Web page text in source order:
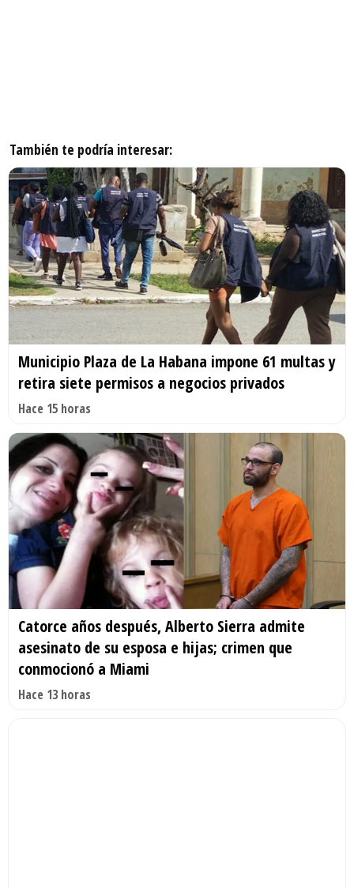
También te podría interesar:
Municipio Plaza de La Habana impone 61 multas y
retira siete permisos a negocios privados
Hace 15 horas
Catorce años después, Alberto Sierra admite
asesinato de su esposa e hijas; crimen que
conmocionó a Miami
Hace 13 horas